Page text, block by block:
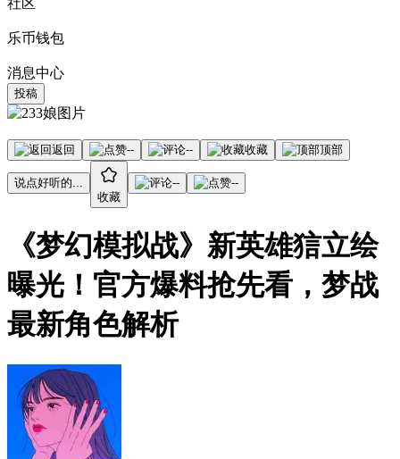
社区
乐币钱包
消息中心
投稿
返回 -- -- 收藏 顶部
说点好听的...
收藏
-- --
《梦幻模拟战》新英雄狺立绘
曝光！官方爆料抢先看，梦战
最新角色解析